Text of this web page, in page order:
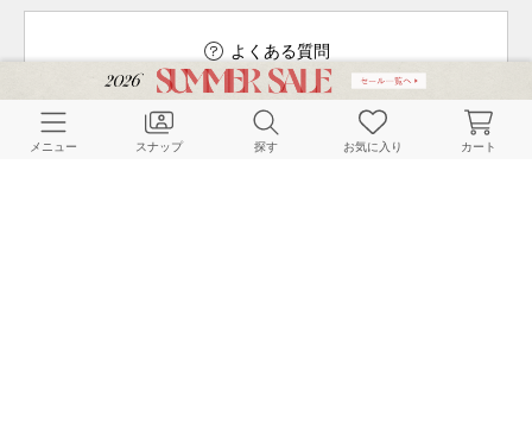
よくある質問
メニュー スナップ 探す お気に入り カート